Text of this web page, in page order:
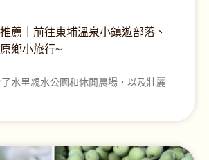
薦｜前往東埔溫泉小鎮遊部落、
鄉小旅行~
水里親水公園和休閒農場，以及壯麗